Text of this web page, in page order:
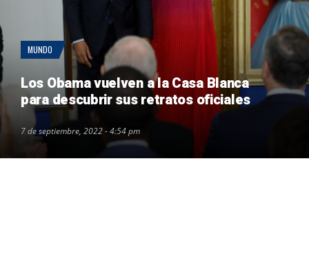
MUNDO
Los Obama vuelven a la Casa Blanca
para descubrir sus retratos oficiales
7 de septiembre, 2022 - 4:54 pm